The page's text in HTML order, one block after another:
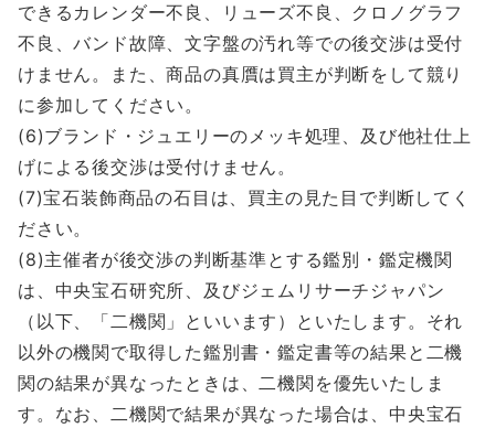
できるカレンダー不良、リューズ不良、クロノグラフ
不良、バンド故障、文字盤の汚れ等での後交渉は受付
けません。また、商品の真贋は買主が判断をして競り
に参加してください。
(6)ブランド・ジュエリーのメッキ処理、及び他社仕上
げによる後交渉は受付けません。
(7)宝石装飾商品の石目は、買主の見た目で判断してく
ださい。
(8)主催者が後交渉の判断基準とする鑑別・鑑定機関
は、中央宝石研究所、及びジェムリサーチジャパン
（以下、「二機関」といいます）といたします。それ
以外の機関で取得した鑑別書・鑑定書等の結果と二機
関の結果が異なったときは、二機関を優先いたしま
す。なお、二機関で結果が異なった場合は、中央宝石